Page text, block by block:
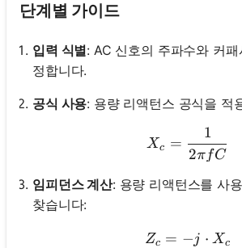
단계별 가이드
입력 식별: AC 신호의 주파수와 커
정합니다.
공식 사용: 용량 리액턴스 공식을 적
X_c =
Xc =
2π fC
1
임피던스 계산: 용량 리액턴스를 사
찾습니다:
Z_c = -j
Zc = −j ⋅ Xc